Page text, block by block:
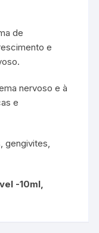
de
e
nervoso e à
e
gengivites,
-10ml,